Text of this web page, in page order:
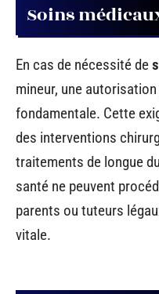
Soins
En cas de nécessité de
mineur, une
fondamentale. Cette
des interventions
traitements de longue
santé ne peuvent
parents ou tuteurs
vitale.